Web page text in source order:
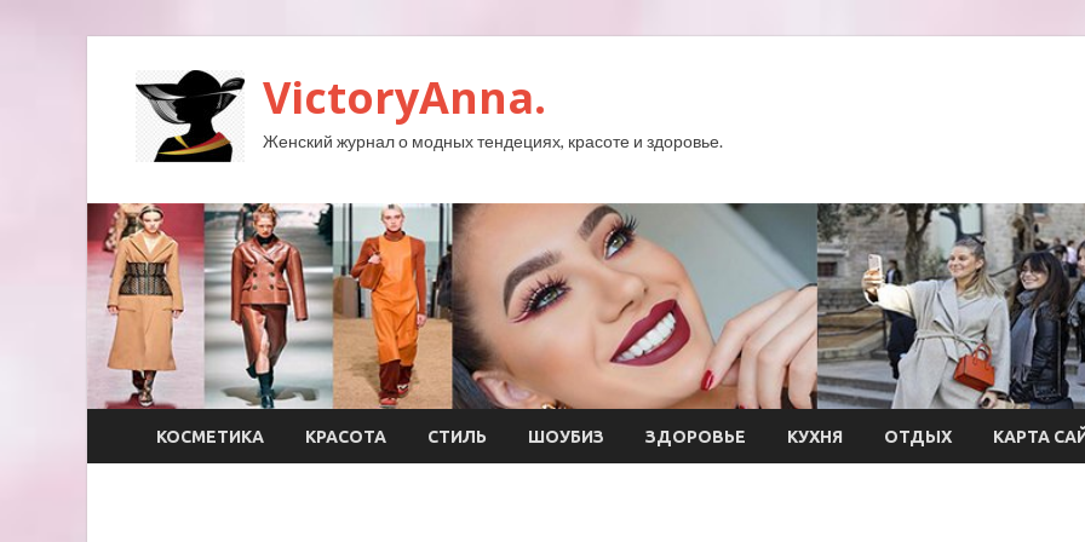
VictoryAnna.
Женский журнал о модных тендециях, красоте и здоровье.
КОСМЕТИКА КРАСОТА СТИЛЬ ШОУБИЗ ЗДОРОВЬЕ КУХНЯ ОТДЫХ КАРТА